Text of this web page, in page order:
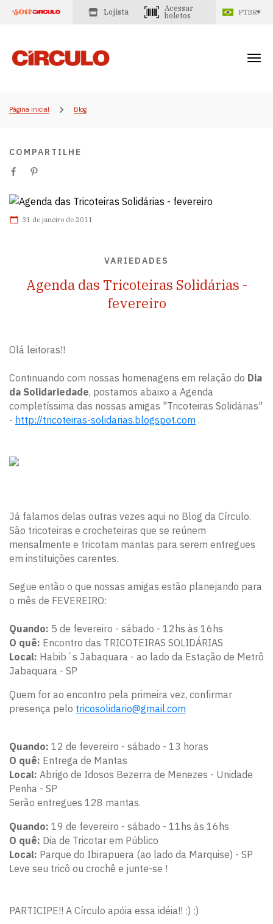
Lojista
Acessar
boletos
PTBR
Página inicial Blog
COMPARTILHE
31 de janeiro de 2011
VARIEDADES
Agenda das Tricoteiras Solidárias -
fevereiro
Olá leitoras!!
Continuando com nossas homenagens em relação do Dia
da Solidariedade, postamos abaixo a Agenda
completíssima das nossas amigas "Tricoteiras Solidárias"
- http://tricoteiras-solidarias.blogspot.com .
Já falamos delas outras vezes aqui no Blog da Círculo.
São tricoteiras e crocheteiras que se reúnem
mensalmente e tricotam mantas para serem entregues
em instituições carentes.
Segue então o que nossas amigas estão planejando para
o mês de FEVEREIRO:
Quando: 5 de fevereiro - sábado - 12hs às 16hs
O quê: Encontro das TRICOTEIRAS SOLIDÁRIAS
Local: Habib´s Jabaquara - ao lado da Estação de Metrô
Jabaquara - SP
Quem for ao encontro pela primeira vez, confirmar
presença pelo tricosolidario@gmail.com
Quando: 12 de fevereiro - sábado - 13 horas
O quê: Entrega de Mantas
Local: Abrigo de Idosos Bezerra de Menezes - Unidade
Penha - SP
Serão entregues 128 mantas.
Quando: 19 de fevereiro - sábado - 11hs às 16hs
O quê: Dia de Tricotar em Público
Local: Parque do Ibirapuera (ao lado da Marquise) - SP
Leve seu tricô ou crochê e junte-se !
PARTICIPE!! A Círculo apóia essa idéia!! :) :)